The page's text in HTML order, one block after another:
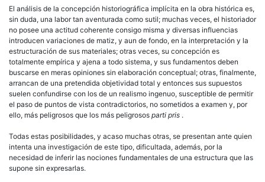
El análisis de la concepción historiográfica implícita en la obra histórica es,
sin duda, una labor tan aventurada como sutil; muchas veces, el historiador
no posee una actitud coherente consigo misma y diversas influencias
introducen variaciones de matiz, y aun de fondo, en la interpretación y la
estructuración de sus materiales; otras veces, su concepción es
totalmente empírica y ajena a todo sistema, y sus fundamentos deben
buscarse en meras opiniones sin elaboración conceptual; otras, finalmente,
arrancan de una pretendida objetividad total y entonces sus supuestos
suelen confundirse con los de un realismo ingenuo, susceptible de permitir
el paso de puntos de vista contradictorios, no sometidos a examen y, por
ello, más peligrosos que los más peligrosos parti pris .
Todas estas posibilidades, y acaso muchas otras, se presentan ante quien
intenta una investigación de este tipo, dificultada, además, por la
necesidad de inferir las nociones fundamentales de una estructura que las
supone sin expresarlas.